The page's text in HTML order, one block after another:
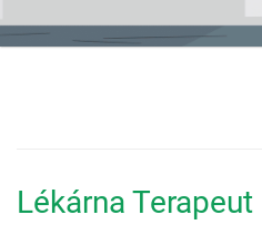
Lékárna Terapeut